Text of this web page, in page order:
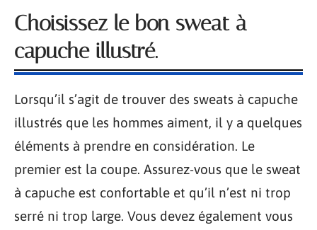
Choisissez le bon sweat à
capuche illustré.
Lorsqu’il s’agit de trouver des sweats à capuche
illustrés que les hommes aiment, il y a quelques
éléments à prendre en considération. Le
premier est la coupe. Assurez-vous que le sweat
à capuche est confortable et qu’il n’est ni trop
serré ni trop large. Vous devez également vous